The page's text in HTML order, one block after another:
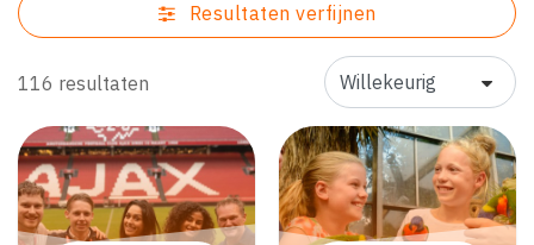
Resultaten verfijnen
116 resultaten